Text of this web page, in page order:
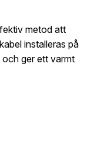
metod att
installeras på
ger ett varmt